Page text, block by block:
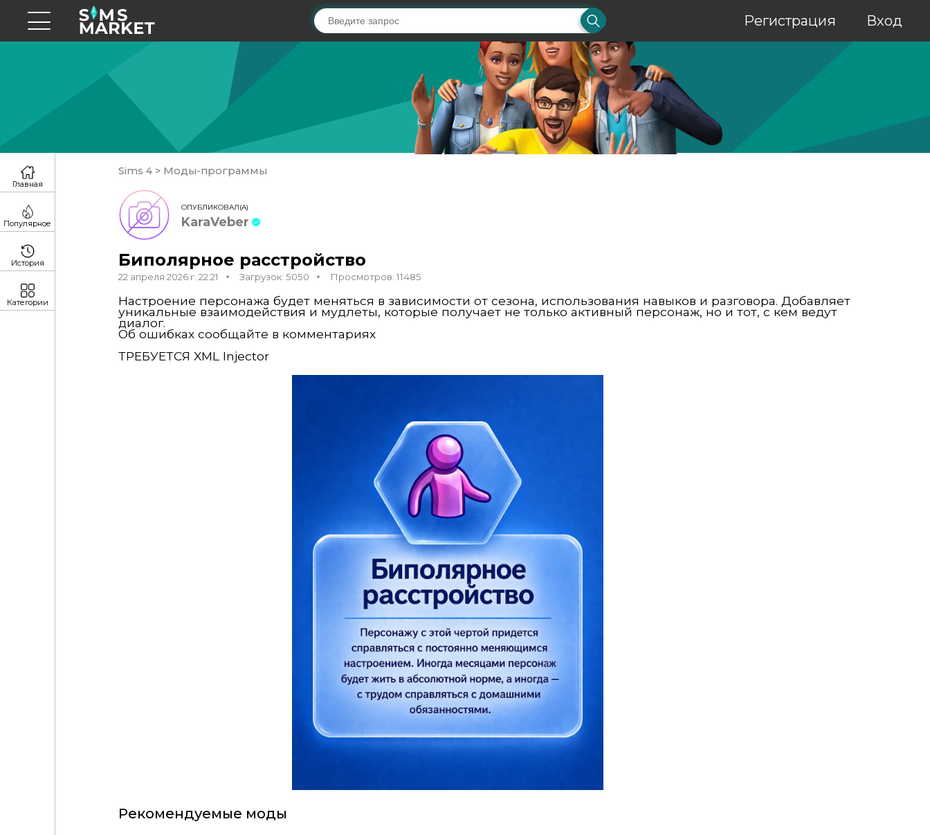
Регистрация Вход
Sims 4 > Моды-программы
ОПУБЛИКОВАЛ(А)
KaraVeber
Биполярное расстройство
22 апреля 2026 г. 22:21 Загрузок: 5050 Просмотров: 11485
Настроение персонажа будет меняться в зависимости от сезона, использования навыков и разговора. Добавляет
уникальные взаимодействия и мудлеты, которые получает не только активный персонаж, но и тот, с кем ведут
диалог.
Об ошибках сообщайте в комментариях
ТРЕБУЕТСЯ XML Injector
Рекомендуемые моды
Главная
Популярное
История
Категории